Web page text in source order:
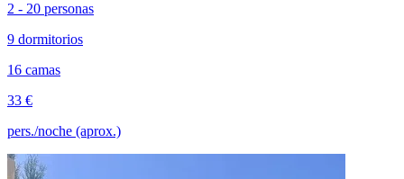
2 - 20 personas
9 dormitorios
16 camas
33 €
pers./noche (aprox.)